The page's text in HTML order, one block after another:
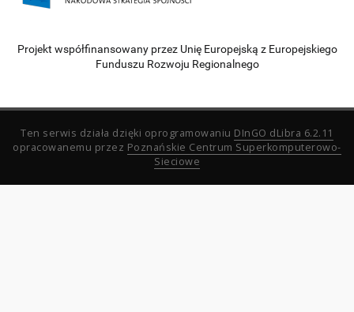
Projekt współfinansowany przez Unię Europejską z Europejskiego
Funduszu Rozwoju Regionalnego
Ten serwis działa dzięki oprogramowaniu DInGO dLibra 6.2.11
opracowanemu przez Poznańskie Centrum Superkomputerowo-
Sieciowe